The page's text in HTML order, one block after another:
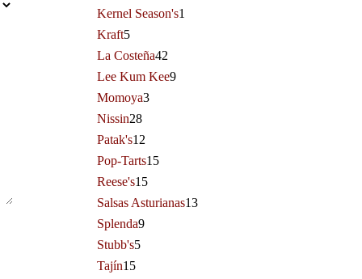
Kernel Season's1
Kraft5
La Costeña42
Lee Kum Kee9
Momoya3
Nissin28
Patak's12
Pop-Tarts15
Reese's15
Salsas Asturianas13
Splenda9
Stubb's5
Tajín15